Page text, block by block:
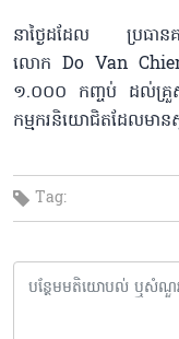
នាថ្ងៃដដែល ប្រធាន
លោក Do Van
១.០០០ កញ្ចប់ ដល់គ្រួ
កម្មករនិយោជិតដែលមាន
Tag: